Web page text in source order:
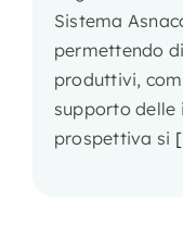
Sistema
permettendo
produttivi,
supporto delle
prospettiva si